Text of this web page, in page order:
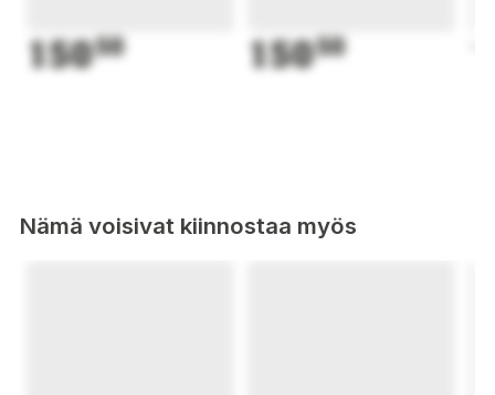
15050 15050
Nämä voisivat kiinnostaa myös